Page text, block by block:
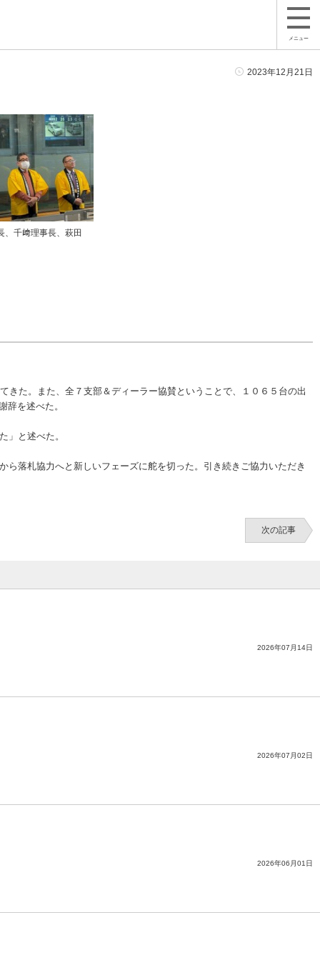
メニュー
2023年12月21日
、千﨑理事長、萩田
た。また、全７支部＆ディーラー協賛ということで、１０６５台の出
辞を述べた。
」と述べた。
落札協力へと新しいフェーズに舵を切った。引き続きご協力いただき
次の記事
2026年07月14日
2026年07月02日
2026年06月01日